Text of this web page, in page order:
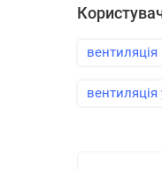
вентиляція